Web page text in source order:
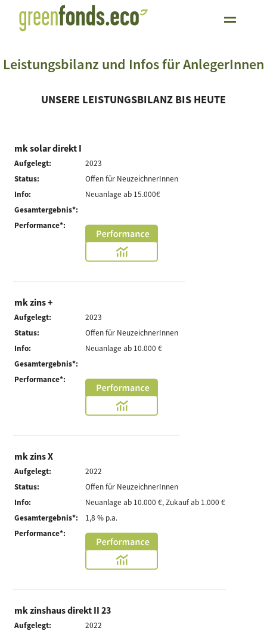
Leistungsbilanz und Infos für AnlegerInnen
UNSERE LEISTUNGSBILANZ BIS HEUTE
mk solar direkt I
Aufgelegt:
2023
Status:
Offen für NeuzeichnerInnen
Info:
Neuanlage ab 15.000€
Gesamtergebnis*:
Performance*:
mk zins +
Aufgelegt:
2023
Status:
Offen für NeuzeichnerInnen
Info:
Neuanlage ab 10.000 €
Gesamtergebnis*:
Performance*:
mk zins X
Aufgelegt:
2022
Status:
Offen für NeuzeichnerInnen
Info:
Neuanlage ab 10.000 €, Zukauf ab 1.000 €
Gesamtergebnis*:
1,8 % p.a.
Performance*:
mk zinshaus direkt II 23
Aufgelegt:
2022